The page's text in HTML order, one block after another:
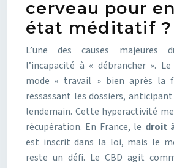
cerveau pour
état méditatif ?
L’une des causes majeures
l’incapacité à « débrancher ».
mode « travail » bien après la
ressassant les dossiers,
lendemain. Cette hyperactivité
récupération. En France, le droit
est inscrit dans la loi, mais le
reste un défi. Le CBD agit